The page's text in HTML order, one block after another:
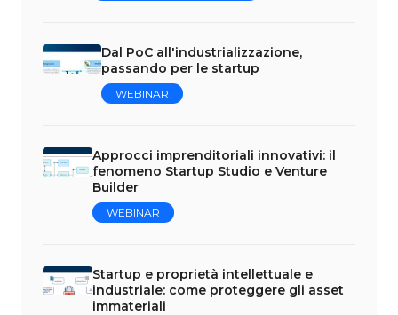
Dal PoC all'industrializzazione,
passando per le startup
WEBINAR
Approcci imprenditoriali innovativi: il
fenomeno Startup Studio e Venture
Builder
WEBINAR
Startup e proprietà intellettuale e
industriale: come proteggere gli asset
immateriali